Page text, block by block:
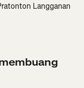
Langganan